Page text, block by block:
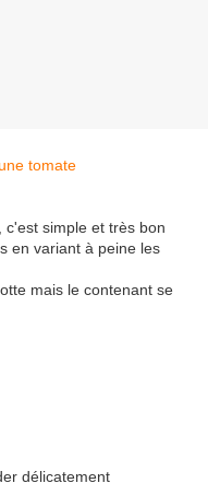
c'est simple et très bon
en variant à peine les
mais le contenant se
délicatement